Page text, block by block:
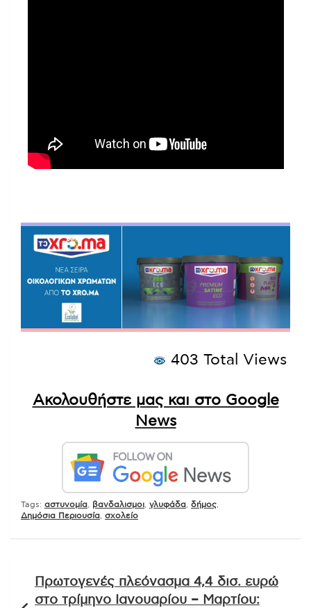
403 Total Views
Ακολουθήστε μας και στο Google
News
Tags: αστυνομία βανδαλισμοι γλυφάδα δήμος
Δημόσια Περιουσία σχολείο
άρθρων
Πρωτογενές πλεόνασμα 4,4 δισ. ευρώ
στο τρίμηνο Ιανουαρίου – Μαρτίου: